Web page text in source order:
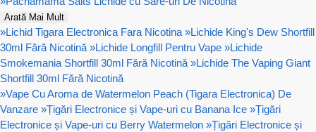
Arată Mai Mult
»Lichid Tigara Electronica Fara Nicotina »Lichide King's Dew Shortfill
30ml Fără Nicotină »Lichide Longfill Pentru Vape »Lichide
Smokemania Shortfill 30ml Fără Nicotină »Lichide The Vaping Giant
Shortfill 30ml Fără Nicotină
»Vape Cu Aroma de Watermelon Peach (Tigara Electronica) De
Vanzare »Țigări Electronice și Vape-uri cu Banana Ice »Țigări
Electronice și Vape-uri cu Berry Watermelon »Țigări Electronice și